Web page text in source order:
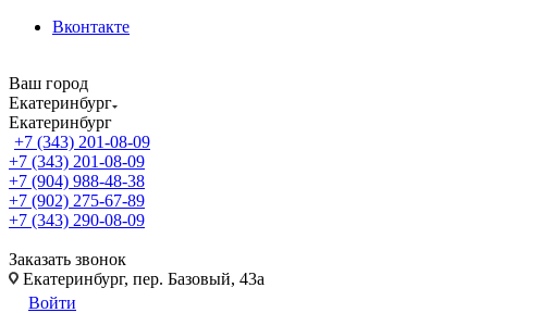
Вконтакте
Ваш город
Екатеринбург
Екатеринбург
+7 (343) 201-08-09
+7 (343) 201-08-09
+7 (904) 988-48-38
+7 (902) 275-67-89
+7 (343) 290-08-09
Заказать звонок
Екатеринбург, пер. Базовый, 43а
Войти